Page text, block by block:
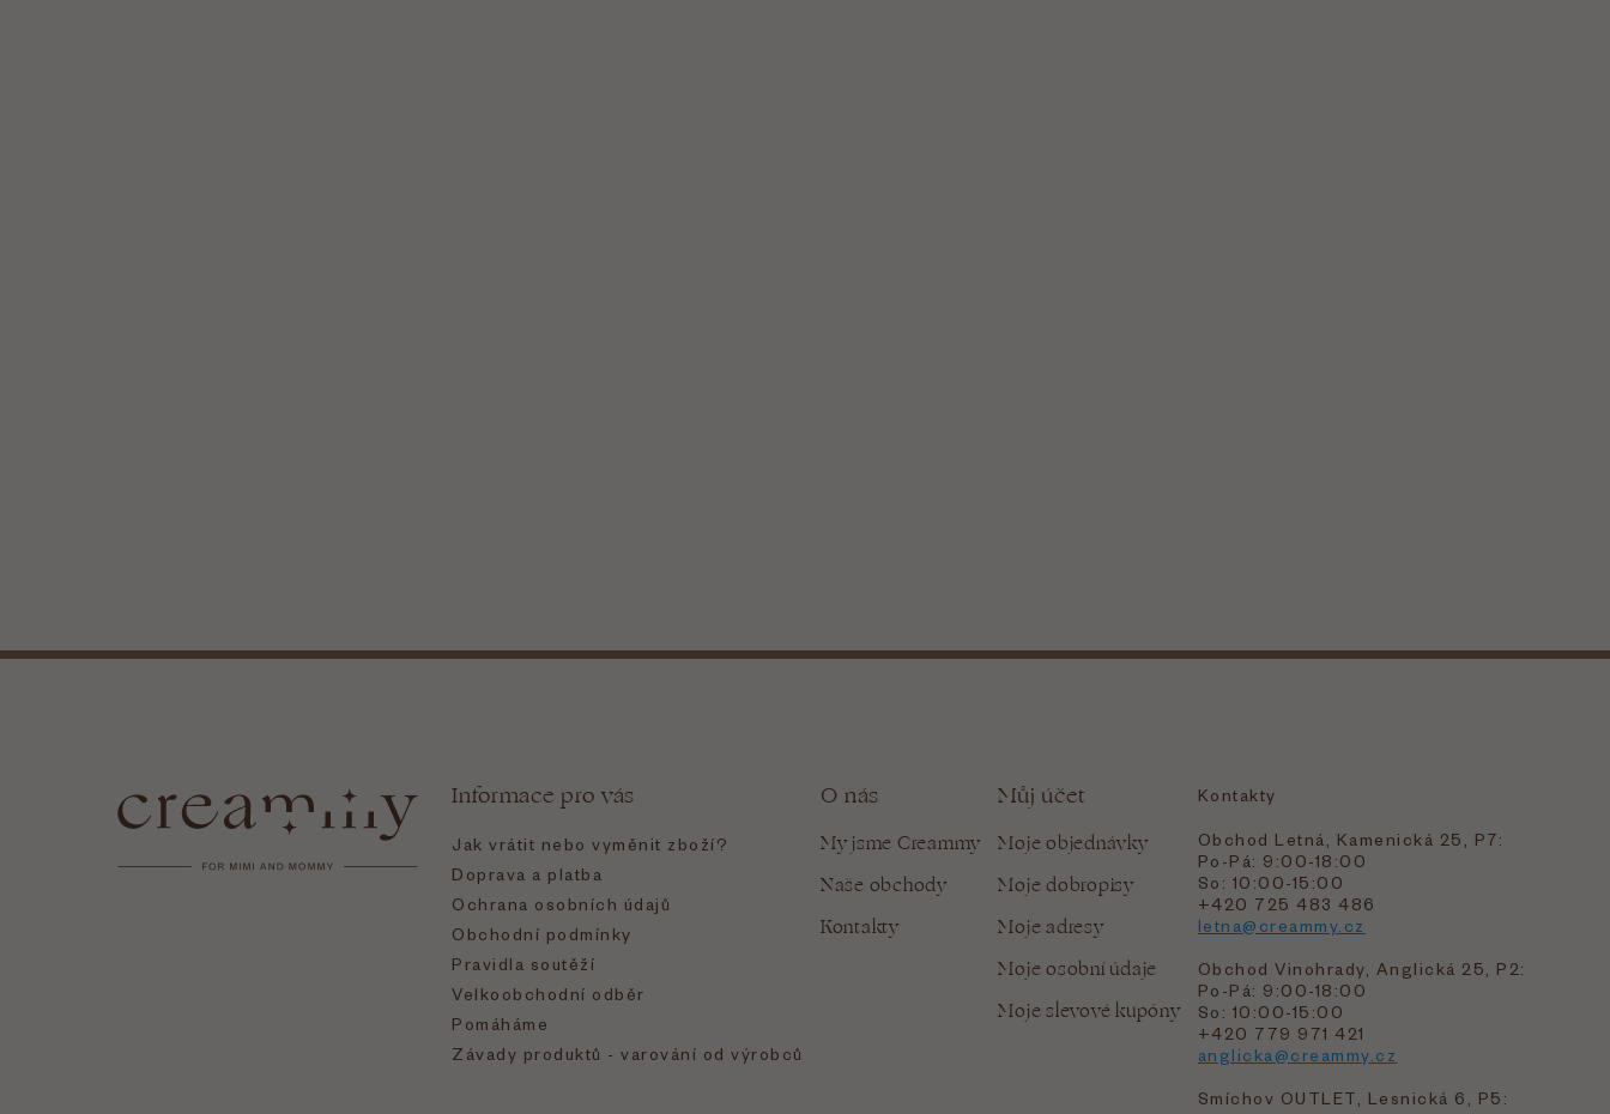
Informace pro vás
Jak vrátit nebo vyměnit zboží?
Doprava a platba
Ochrana osobních údajů
Obchodní podmínky
Pravidla soutěží
Velkoobchodní odběr
Pomáháme
Závady produktů - varování od výrobců
O nás
My jsme Creammy
Naše obchody
Kontakty
Můj účet
Moje objednávky
Moje dobropisy
Moje adresy
Moje osobní údaje
Moje slevové kupóny
Kontakty
Obchod Letná, Kamenická 25, P7:
Po-Pá: 9:00-18:00
So: 10:00-15:00
+420 725 483 486
letna@creammy.cz
Obchod Vinohrady, Anglická 25, P2:
Po-Pá: 9:00-18:00
So: 10:00-15:00
+420 779 971 421
anglicka@creammy.cz
Smíchov OUTLET, Lesnická 6, P5: